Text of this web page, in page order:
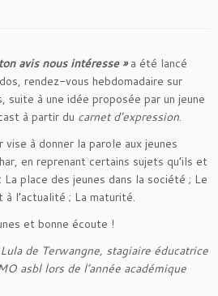
avis nous intéresse »a été lancé
rendez-vous hebdomadaire sur
suite à une idée proposée par un jeune
à partir du carnet d’expression.
à donner la parole aux jeunes
en reprenant certains sujets qu’ils et
place des jeunes dans la société ; Le
à l’actualité ; La maturité.
et bonne écoute !
de Terwangne, stagiaire éducatrice
asbl lors de l’année académique